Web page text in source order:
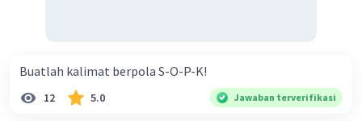
Buatlah kalimat berpola S-O-P-K!
12 5.0 Jawaban terverifikasi